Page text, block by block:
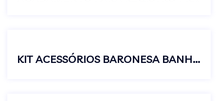
KIT ACESSÓRIOS BARONESA BANHEIRO 5 PEÇAS